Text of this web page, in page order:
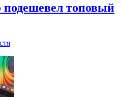
подешевел топовый